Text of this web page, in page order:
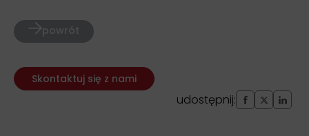
powrót
Skontaktuj się z nami
udostępnij: